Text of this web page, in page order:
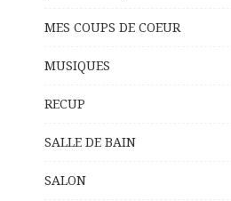
MES COUPS DE COEUR
MUSIQUES
RECUP
SALLE DE BAIN
SALON